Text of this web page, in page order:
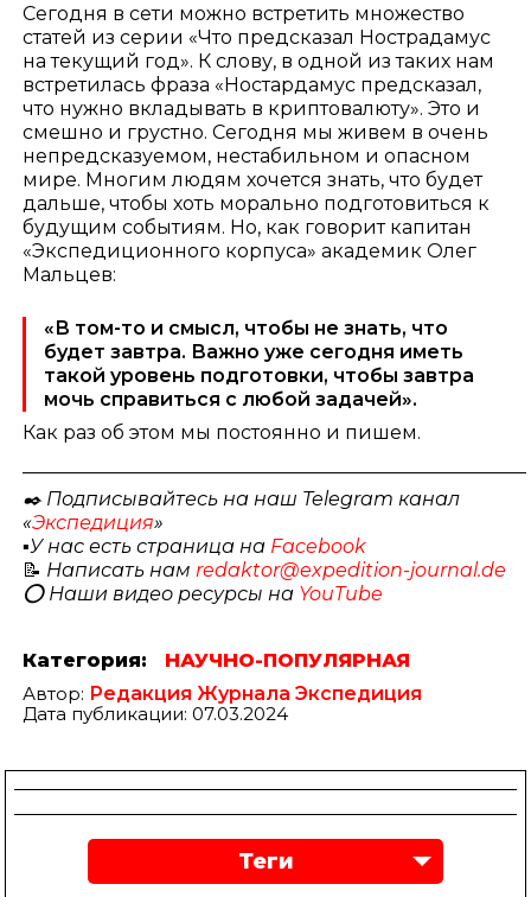
Сегодня в сети можно встретить множество
статей из серии «Что предсказал Нострадамус
на текущий год». К слову, в одной из таких нам
встретилась фраза «Ностардамус предсказал,
что нужно вкладывать в криптовалюту». Это и
смешно и грустно. Сегодня мы живем в очень
непредсказуемом, нестабильном и опасном
мире. Многим людям хочется знать, что будет
дальше, чтобы хоть морально подготовиться к
будущим событиям. Но, как говорит капитан
«Экспедиционного корпуса» академик Олег
Мальцев:
«В том-то и смысл, чтобы не знать, что
будет завтра. Важно уже сегодня иметь
такой уровень подготовки, чтобы завтра
мочь справиться с любой задачей».
Как раз об этом мы постоянно и пишем.
✒️ Подписывайтесь на наш Telegram канал
«Экспедиция»
▪️У нас есть страница на Facebook
📝 Написать намredaktor@expedition-journal.de
⭕️ Наши видео ресурсы на YouTube
Категория:
НАУЧНО-ПОПУЛЯРНАЯ
Автор: Редакция Журнала Экспедиция
Дата публикации: 07.03.2024
Теги